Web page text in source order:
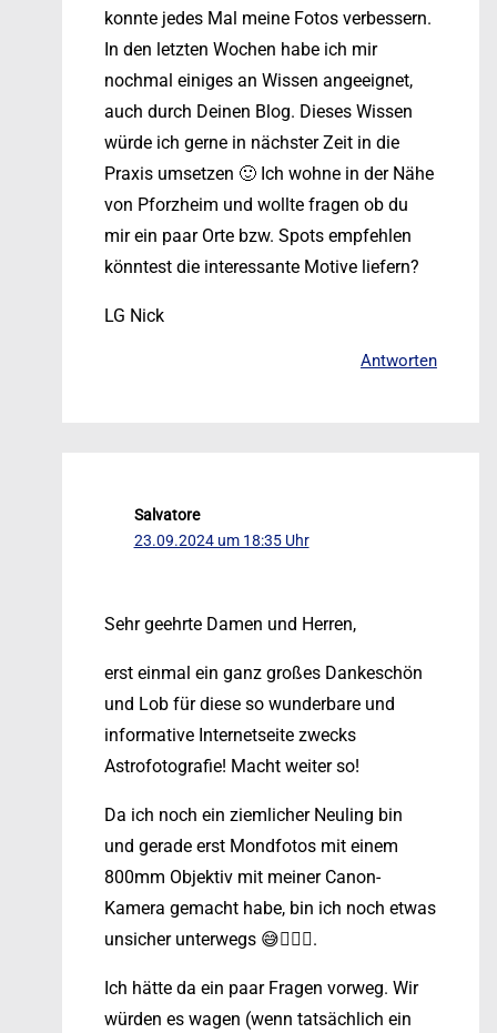
konnte jedes Mal meine Fotos verbessern.
In den letzten Wochen habe ich mir
nochmal einiges an Wissen angeeignet,
auch durch Deinen Blog. Dieses Wissen
würde ich gerne in nächster Zeit in die
Praxis umsetzen 🙂 Ich wohne in der Nähe
von Pforzheim und wollte fragen ob du
mir ein paar Orte bzw. Spots empfehlen
könntest die interessante Motive liefern?
LG Nick
Antworten
Salvatore
23.09.2024 um 18:35 Uhr
Sehr geehrte Damen und Herren,
erst einmal ein ganz großes Dankeschön
und Lob für diese so wunderbare und
informative Internetseite zwecks
Astrofotografie! Macht weiter so!
Da ich noch ein ziemlicher Neuling bin
und gerade erst Mondfotos mit einem
800mm Objektiv mit meiner Canon-
Kamera gemacht habe, bin ich noch etwas
unsicher unterwegs 😅🤷🏻‍♂️.
Ich hätte da ein paar Fragen vorweg. Wir
würden es wagen (wenn tatsächlich ein